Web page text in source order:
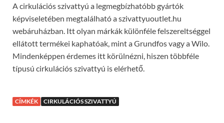
A cirkulációs szivattyú a legmegbízhatóbb gyártók
képviseletében megtalálható a szivattyuoutlet.hu
webáruházban. Itt olyan márkák különféle felszereltséggel
ellátott termékei kaphatóak, mint a Grundfos vagy a Wilo.
Mindenképpen érdemes itt körülnézni, hiszen többféle
típusú cirkulációs szivattyú is elérhető.
CÍMKÉK CIRKULÁCIÓS SZIVATTYÚ